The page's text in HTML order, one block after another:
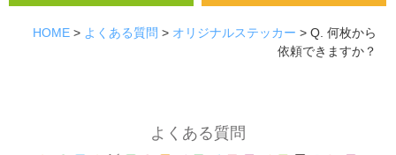
HOME> よくある質問 > オリジナルステッカー > Q. 何枚から
依頼できますか？
よくある質問